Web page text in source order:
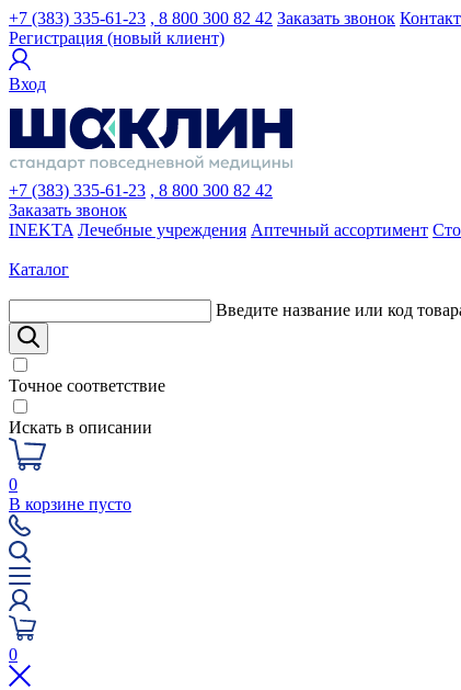
+7 (383) 335-61-23 , 8 800 300 82 42 Заказать звонок
Регистрация (новый клиент)
Вход
+7 (383) 335-61-23 , 8 800 300 82 42
Заказать звонок
INEKTA Лечебные учреждения Аптечный ассортимент
Каталог
Введите название или код
Точное соответствие
Искать в описании
0
В корзине пусто
0